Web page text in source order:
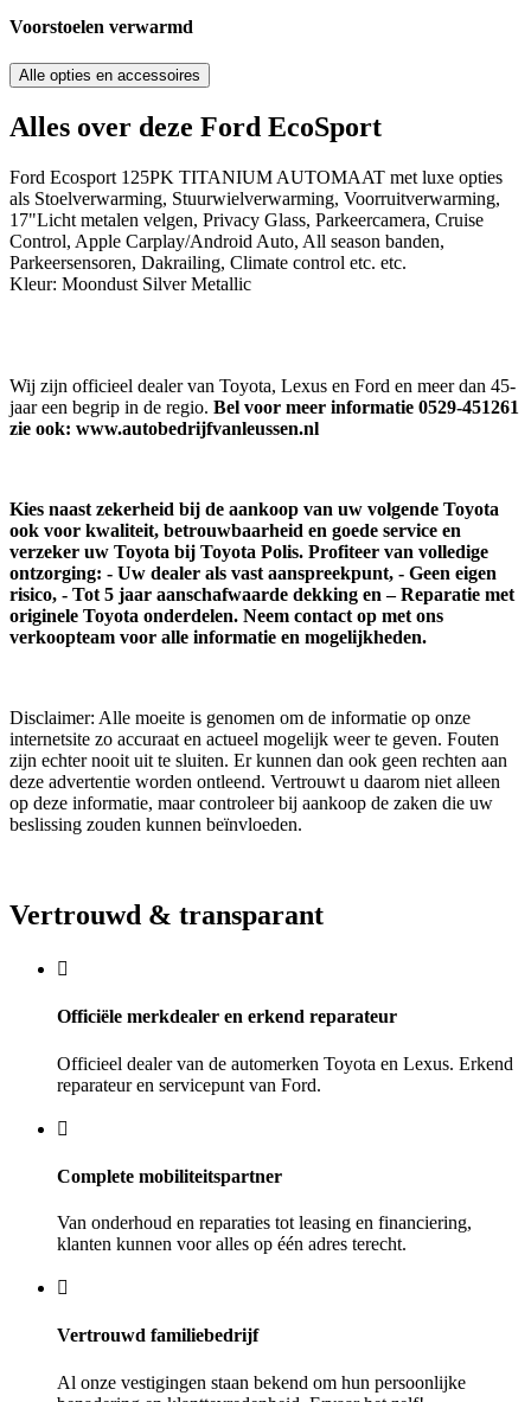
Voorstoelen verwarmd
Alle opties en accessoires
Alles over deze Ford EcoSport
Ford Ecosport 125PK TITANIUM AUTOMAAT met luxe opties
als Stoelverwarming, Stuurwielverwarming, Voorruitverwarming,
17"Licht metalen velgen, Privacy Glass, Parkeercamera, Cruise
Control, Apple Carplay/Android Auto, All season banden,
Parkeersensoren, Dakrailing, Climate control etc. etc.
Kleur: Moondust Silver Metallic
Wij zijn officieel dealer van Toyota, Lexus en Ford en meer dan 45-
jaar een begrip in de regio. Bel voor meer informatie 0529-451261
zie ook: www.autobedrijfvanleussen.nl
Kies naast zekerheid bij de aankoop van uw volgende Toyota
ook voor kwaliteit, betrouwbaarheid en goede service en
verzeker uw Toyota bij Toyota Polis. Profiteer van volledige
ontzorging: - Uw dealer als vast aanspreekpunt, - Geen eigen
risico, - Tot 5 jaar aanschafwaarde dekking en – Reparatie met
originele Toyota onderdelen. Neem contact op met ons
verkoopteam voor alle informatie en mogelijkheden.
Disclaimer: Alle moeite is genomen om de informatie op onze
internetsite zo accuraat en actueel mogelijk weer te geven. Fouten
zijn echter nooit uit te sluiten. Er kunnen dan ook geen rechten aan
deze advertentie worden ontleend. Vertrouwt u daarom niet alleen
op deze informatie, maar controleer bij aankoop de zaken die uw
beslissing zouden kunnen beïnvloeden.
Vertrouwd & transparant
Officiële merkdealer en erkend reparateur
Officieel dealer van de automerken Toyota en Lexus. Erkend
reparateur en servicepunt van Ford.
Complete mobiliteitspartner
Van onderhoud en reparaties tot leasing en financiering,
klanten kunnen voor alles op één adres terecht.
Vertrouwd familiebedrijf
Al onze vestigingen staan bekend om hun persoonlijke